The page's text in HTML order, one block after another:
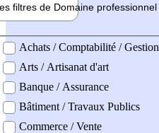
filtres de Domaine professionnel
professionel
Achats / Comptabilité / Gestion
Arts / Artisanat d'art
Banque / Assurance
Bâtiment / Travaux Publics
Commerce / Vente